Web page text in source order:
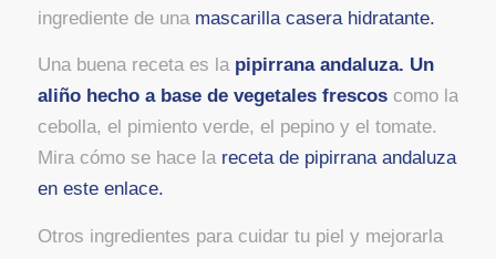
ingrediente de una mascarilla casera hidratante.
Una buena receta es la pipirrana andaluza. Un
aliño hecho a base de vegetales frescoscomo la
cebolla, el pimiento verde, el pepino y el tomate.
Mira cómo se hace la receta de pipirrana andaluza
en este enlace.
Otros ingredientes para cuidar tu piel y mejorarla